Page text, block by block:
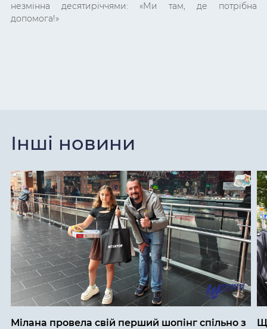
незмінна десятиріччями: «Ми там, де потрібна
допомога!»
Інші новини
Мілана провела свій перший шопінг спільно з